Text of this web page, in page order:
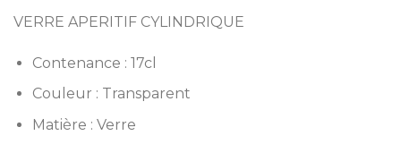
VERRE APERITIF CYLINDRIQUE
Contenance : 17cl
Couleur : Transparent
Matière : Verre